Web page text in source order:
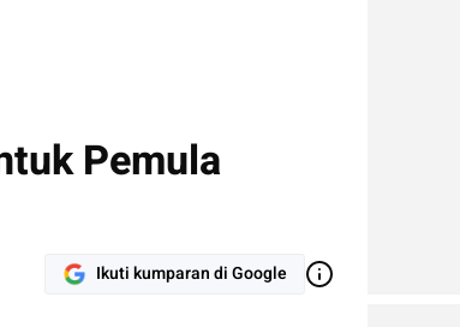
Pemula
Ikuti kumparan di Google